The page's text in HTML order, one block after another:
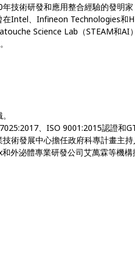
技術研發和應用整合經驗的發明
Intel、Infineon Technologies和
Science Lab（STEAM和AI
、ISO 9001:2015認證和
術發展中心擔任政府科專計畫主
外泌體專業研發公司艾萬霖等機